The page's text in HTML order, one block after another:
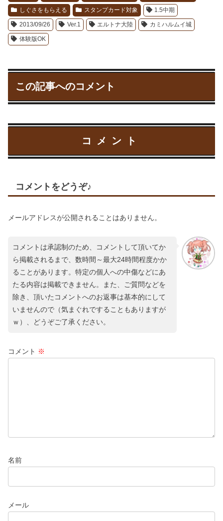
しぐさをもらえる スタンプカード対象 1.5中期
2013/09/26 Ver.1 エルトナ大陸 カミハルムイ城
体験版OK
この記事へのコメント
コメント
コメントをどうぞ♪
メールアドレスが公開されることはありません。
コメントは承認制のため、コメントして頂いてか
ら掲載されるまで、数時間～最大24時間程度かか
ることがあります。特定の個人への中傷などにあ
たる内容は掲載できません。また、ご質問などを
除き、頂いたコメントへのお返事は基本的にして
いませんので（気まぐれですることもありますが
ｗ）、どうぞご了承ください。
コメント ※
名前
メール